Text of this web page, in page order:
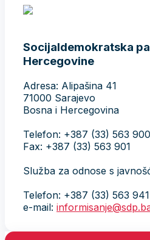
Socijaldemokratska
Hercegovine
Adresa: Alipašina 41
71000 Sarajevo
Bosna i Hercegovina
Telefon: +387 (33) 563 900
Fax: +387 (33) 563 901
Služba za odnose s
Telefon: +387 (33) 563
e-mail: